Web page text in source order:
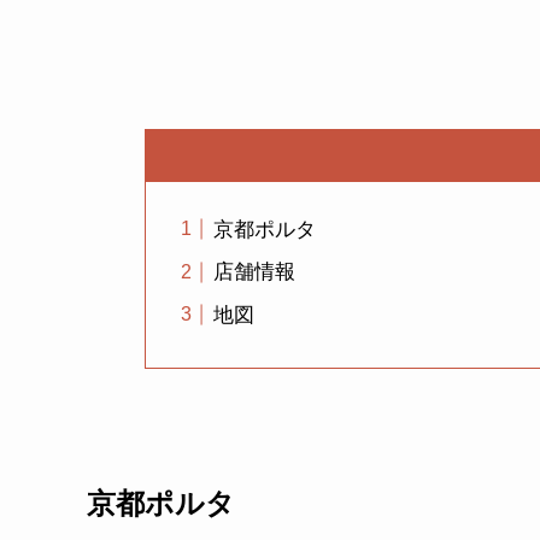
京都ポルタ
店舗情報
地図
京都ポルタ